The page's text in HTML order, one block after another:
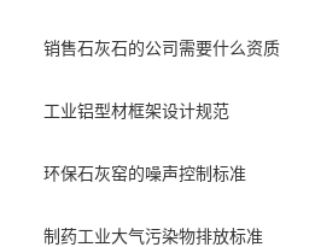
销售石灰石的公司需要什么资质
工业铝型材框架设计规范
环保石灰窑的噪声控制标准
制药工业大气污染物排放标准